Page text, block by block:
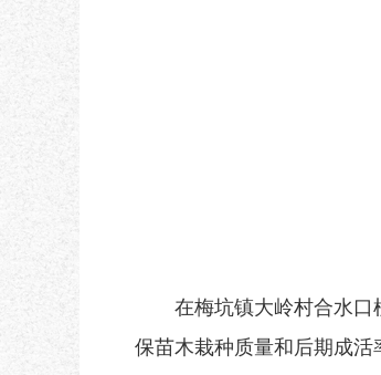
在梅坑镇大岭村合水
保苗木栽种质量和后期成